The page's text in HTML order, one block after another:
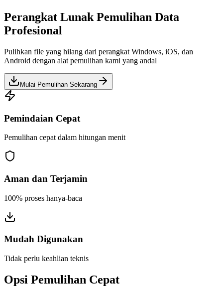
Perangkat Lunak Pemulihan Data
Profesional
Pulihkan file yang hilang dari perangkat Windows, iOS, dan
Android dengan alat pemulihan kami yang andal
Mulai Pemulihan Sekarang
Pemindaian Cepat
Pemulihan cepat dalam hitungan menit
Aman dan Terjamin
100% proses hanya-baca
Mudah Digunakan
Tidak perlu keahlian teknis
Opsi Pemulihan Cepat